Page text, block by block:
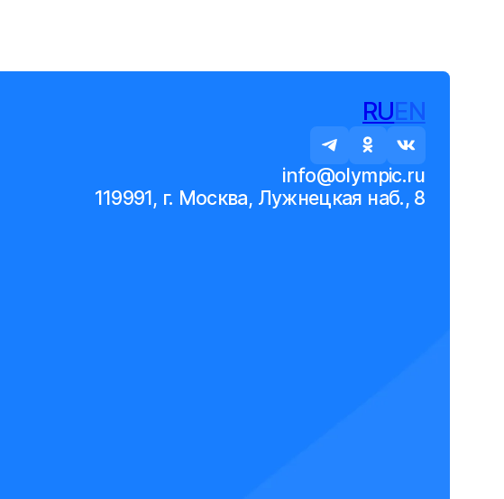
RUEN
info@olympic.ru
119991, г. Москва, Лужнецкая наб., 8